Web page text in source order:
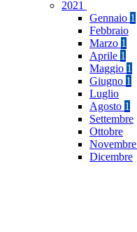
2021
Gennaio 1
Febbraio
Marzo 1
Aprile 1
Maggio 1
Giugno 1
Luglio
Agosto 1
Settembre
Ottobre
Novembre
Dicembre